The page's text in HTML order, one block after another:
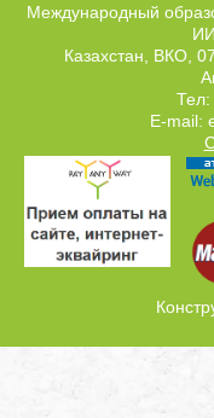
Международный
Казахстан, ВКО,
Тел:
E-mail: